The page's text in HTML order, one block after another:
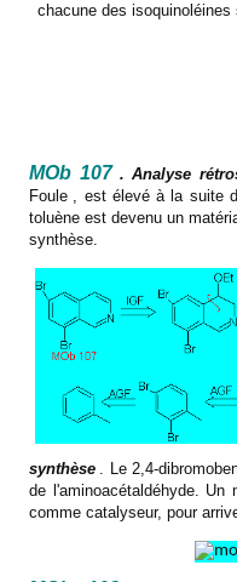
chacune des isoquinoléines
MOb 107 . Analyse
Foule , est élevé à la suite
toluène est devenu un
synthèse.
synthèse
. Le 2,4-
de l'aminoacétaldéhyde.
comme catalyseur, pour